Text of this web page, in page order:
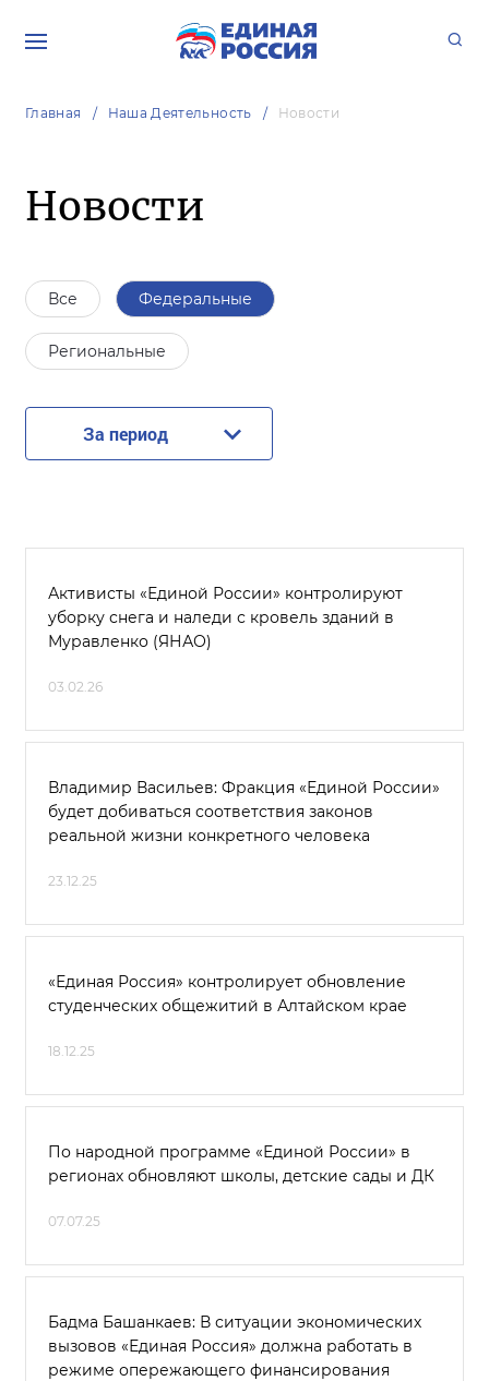
Главная Наша Деятельность Новости
Новости
Все Федеральные
Региональные
За период
Активисты «Единой России» контролируют
уборку снега и наледи с кровель зданий в
Муравленко (ЯНАО)
03.02.26
Владимир Васильев: Фракция «Единой России»
будет добиваться соответствия законов
реальной жизни конкретного человека
23.12.25
«Единая Россия» контролирует обновление
студенческих общежитий в Алтайском крае
18.12.25
По народной программе «Единой России» в
регионах обновляют школы, детские сады и ДК
07.07.25
Бадма Башанкаев: В ситуации экономических
вызовов «Единая Россия» должна работать в
режиме опережающего финансирования